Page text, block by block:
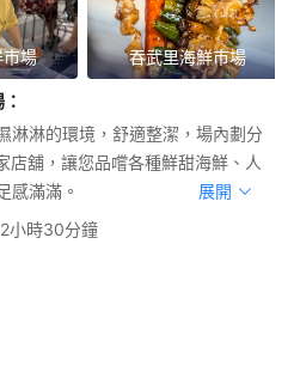
場 吞武里海鮮市場
：
淋淋的環境，舒適整潔，場內劃分
店舖，讓您品嚐各種鮮甜海鮮、人
感滿滿。
展開
小時30分鐘